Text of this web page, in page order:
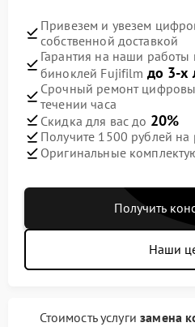
Привезем и увезем
собственной доставкой
Гарантия на наши
биноклей Fujifilm до 3-х
Срочный ремонт
течении часа
Скидка для вас до 20%
Получите 1500 рублей на
Оригинальные
Получить
Наши
Стоимость услугизамена